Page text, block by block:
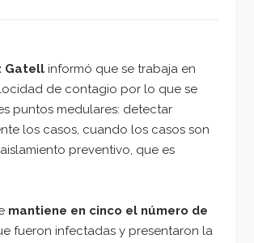
Gatell informó que se trabaja en
de contagio por lo que se
puntos medulares: detectar
los casos, cuando los casos son
preventivo, que es
mantiene en cinco el número de
fueron infectadas y presentaron la